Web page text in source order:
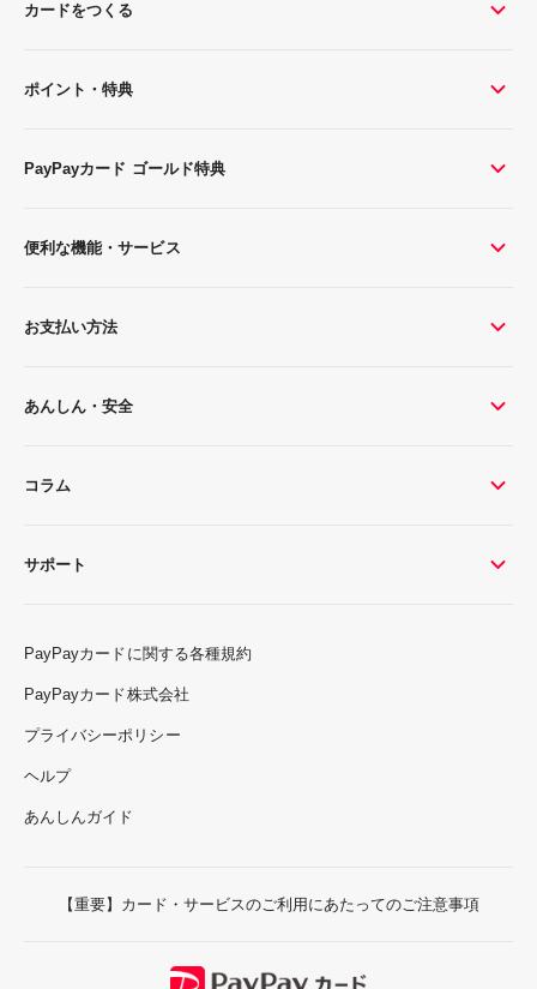
カードをつくる
ポイント・特典
PayPayカード ゴールド特典
便利な機能・サービス
お支払い方法
あんしん・安全
コラム
サポート
PayPayカードに関する各種規約
PayPayカード株式会社
プライバシーポリシー
ヘルプ
あんしんガイド
【重要】カード・サービスのご利用にあたってのご注意事項